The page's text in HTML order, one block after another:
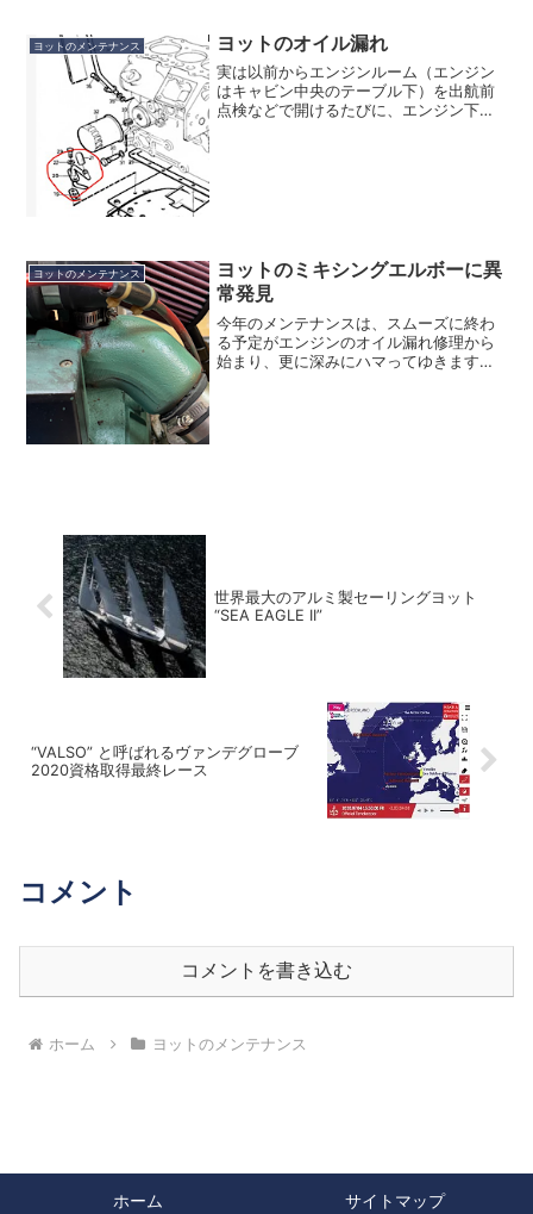
ヨットのメンテナンス ヨットのオイル漏れ
実は以前からエンジンルーム（エンジン
はキャビン中央のテーブル下）を出航前
点検などで開けるたびに、エンジン下部
ヨットのメンテナンス
ヨットのミキシングエルボーに異
常発見
今年のメンテナンスは、スムーズに終わ
る予定がエンジンのオイル漏れ修理から
始まり、更に深みにハマってゆきます。
世界最大のアルミ製セーリングヨット
“SEA EAGLE II”
“VALSO” と呼ばれるヴァンデグローブ
2020資格取得最終レース
コメント
コメントを書き込む
ホーム ヨットのメンテナンス
ホーム サイトマップ